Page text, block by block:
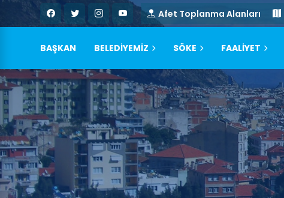
Afet Toplanma Alanları
BAŞKAN BELEDİYEMİZ SÖKE FAALİYET